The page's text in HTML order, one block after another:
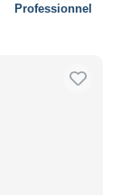
Professionnel